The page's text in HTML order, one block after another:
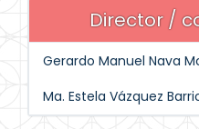
Director /
Gerardo Manuel Nava
Ma. Estela Vázquez